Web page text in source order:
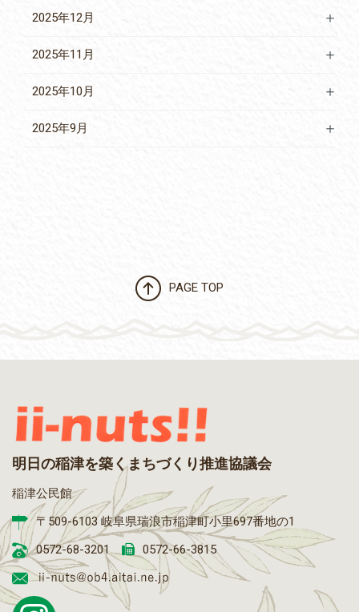
2025年12月
2025年11月
2025年10月
2025年9月
PAGE TOP
明日の稲津を築くまちづくり推進協議会
稲津公民館
〒509-6103 岐阜県瑞浪市稲津町小里697番地の1
0572-68-3201
0572-66-3815